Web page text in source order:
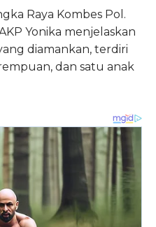
Raya Kombes Pol.
Yonika menjelaskan
diamankan, terdiri
dan satu anak